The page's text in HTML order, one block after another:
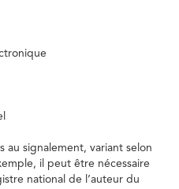
au signalement, variant selon
il peut être nécessaire
national de l’auteur du